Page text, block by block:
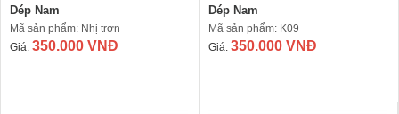
Dép Nam
Mã sản phẩm: Nhị trơn
Giá: 350.000 VNĐ
Dép Nam
Mã sản phẩm: K09
Giá: 350.000 VNĐ